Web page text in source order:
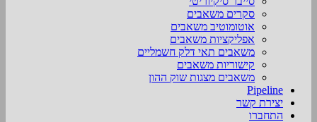
סקרים משאבים
אוטומוטיב משאבים
אפליקציות משאבים
משאבים תאי דלק חשמליים
קישוריות משאבים
משאבים מצגות שוק ההון
Pipeline
יצירת קשר
התחברו